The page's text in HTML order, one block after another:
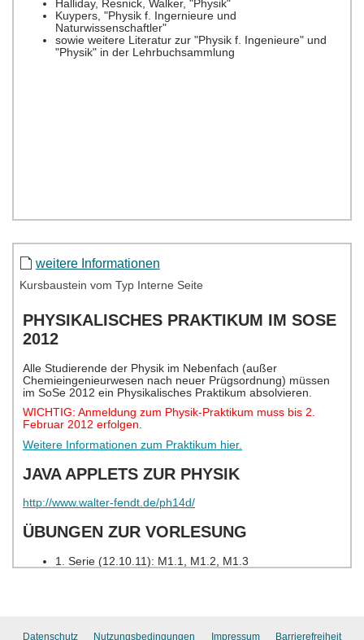
weitere Informationen
Kursbaustein vom Typ Interne Seite
Datenschutz Nutzungsbedingungen Impressum Barrierefreiheit